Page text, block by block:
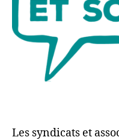
Les syndicats et